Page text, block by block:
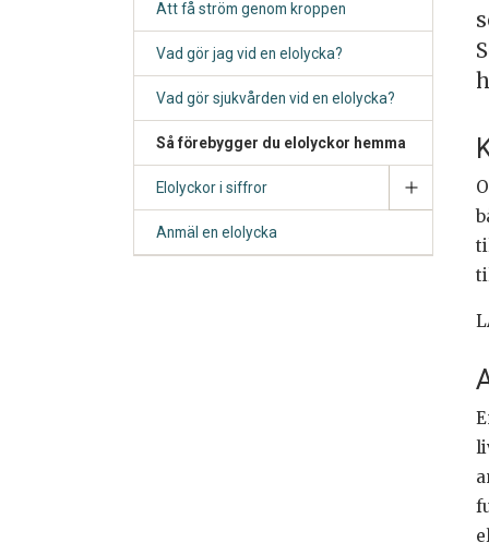
Att få ström genom kroppen
Vad gör jag vid en elolycka?
Vad gör sjukvården vid en elolycka?
Så förebygger du elolyckor hemma
Elolyckor i siffror
Anmäl en elolycka